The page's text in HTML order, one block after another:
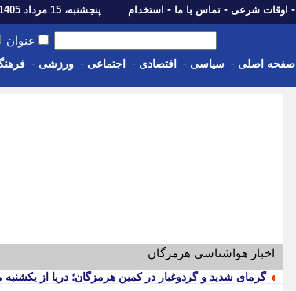
- اوقات شرعی - تماس با ما - استخدام پنجشنبه، 15 مرداد 1405 - Thu, 06th Aug 2026
عنوان
صفحه اصلی - سیاسی - اقتصادی - اجتماعی - ورزشی -
اخبار هواشناسی هرمزگان
گرمای شدید و گردوغبار در کمین هرمزگان؛ دریا از